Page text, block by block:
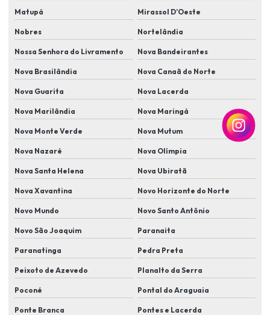
Instalação de segurança eletrônica cftv
Instalação de sensores de abertura de portas e janelas
Instalação de sensores antiesmagamento em portões automáticos
Instalação de sensores de movimento
Instalação de sensores de presença e iluminação automatizada
Instalação de sistema de alarme
Instalação de sistema de cameras de segurança
Instalação de sistema de monitoramento
Instalação de sistema de segurança com câmera e alarme
Instalação de sistema de vigilância para casa
Instalação de sistemas de controle de acesso biométrico
Matupá Mirassol D’Oeste
Nobres Nortelândia
Nossa Senhora do Livramento Nova Bandeirantes
Nova Brasilândia Nova Canaã do Norte
Nova Guarita Nova Lacerda
Nova Marilândia Nova Maringá
Nova Monte Verde Nova Mutum
Nova Nazaré Nova Olímpia
Nova Santa Helena Nova Ubiratã
Nova Xavantina Novo Horizonte do Norte
Novo Mundo Novo Santo Antônio
Novo São Joaquim Paranaita
Paranatinga Pedra Preta
Peixoto de Azevedo Planalto da Serra
Poconé Pontal do Araguaia
Ponte Branca Pontes e Lacerda